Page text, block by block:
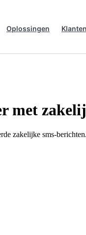
Oplossingen Klanten
met
zakelijke sms-